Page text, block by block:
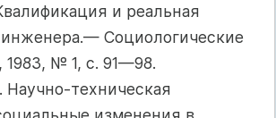
и реальная
Социологические
1983, № 1, с. 91—98.
Научно-техническая